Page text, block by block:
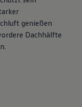
genießen
Dachhälfte